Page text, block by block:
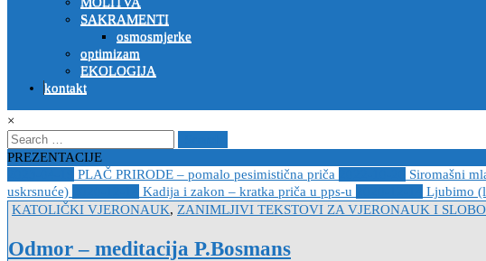
SAKRAMENTI
osmosmjerke
optimizam
EKOLOGIJA
kontakt
×
Search
for:
PREZENTACIJE
PLAČ PRIRODE – pomalo pesimistična priča Siromašni
uskrsnuće)
Kadija i zakon – kratka priča u pps-u Ljubimo
Posted
KATOLIČKI VJERONAUK, ZANIMLJIVI TEKSTOVI ZA VJERONAUK I
Odmor – meditacija P.Bosmans